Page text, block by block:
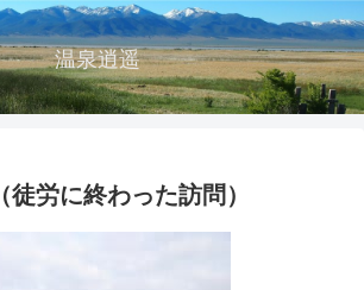
温泉逍遥
労に終わった訪問）